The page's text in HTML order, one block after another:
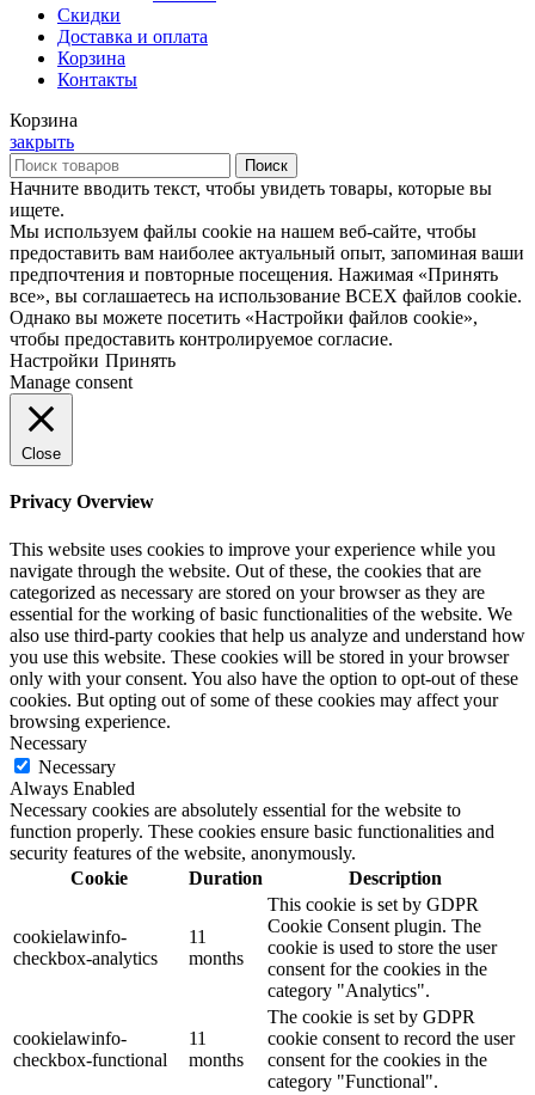
Скидки
Доставка и оплата
Корзина
Контакты
Корзина
закрыть
Поиск
Начните вводить текст, чтобы увидеть товары, которые вы
ищете.
Мы используем файлы cookie на нашем веб-сайте, чтобы
предоставить вам наиболее актуальный опыт, запоминая ваши
предпочтения и повторные посещения. Нажимая «Принять
все», вы соглашаетесь на использование ВСЕХ файлов cookie.
Однако вы можете посетить «Настройки файлов cookie»,
чтобы предоставить контролируемое согласие.
Настройки Принять
Manage consent
Close
Privacy Overview
This website uses cookies to improve your experience while you
navigate through the website. Out of these, the cookies that are
categorized as necessary are stored on your browser as they are
essential for the working of basic functionalities of the website. We
also use third-party cookies that help us analyze and understand how
you use this website. These cookies will be stored in your browser
only with your consent. You also have the option to opt-out of these
cookies. But opting out of some of these cookies may affect your
browsing experience.
Necessary
Necessary
Always Enabled
Necessary cookies are absolutely essential for the website to
function properly. These cookies ensure basic functionalities and
security features of the website, anonymously.
Cookie
Duration Description
cookielawinfo-
checkbox-analytics
11
months
This cookie is set by GDPR
Cookie Consent plugin. The
cookie is used to store the user
consent for the cookies in the
category "Analytics".
cookielawinfo-
checkbox-functional
11
months
The cookie is set by GDPR
cookie consent to record the user
consent for the cookies in the
category "Functional".